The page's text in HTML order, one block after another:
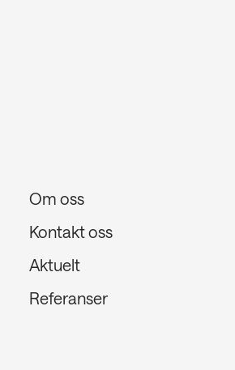
Om oss
Kontakt oss
Aktuelt
Referanser